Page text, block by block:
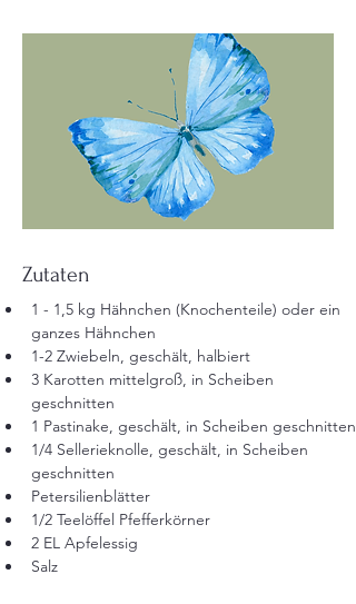
Zutaten
1 - 1,5 kg Hähnchen (Knochenteile) oder ein
ganzes Hähnchen
1-2 Zwiebeln, geschält, halbiert
3 Karotten mittelgroß, in Scheiben
geschnitten
1 Pastinake, geschält, in Scheiben geschnitten
1/4 Sellerieknolle, geschält, in Scheiben
geschnitten
Petersilienblätter
1/2 Teelöffel Pfefferkörner
2 EL Apfelessig
Salz